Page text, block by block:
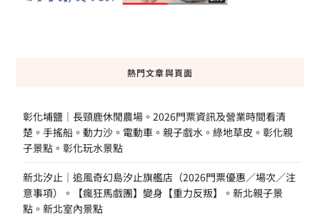
熱門文章與頁面
彰化埔鹽｜長頸鹿休閒農場。2026門票資訊及營業時間看清
楚。手搖船。動力沙。電動車。親子戲水。綠地草皮。彰化親
子景點。彰化玩水景點
新北汐止｜追風奇幻島汐止旗艦店（2026門票優惠／場次／注
意事項）。【瘋狂馬戲團】變身【重力反叛】。新北親子景
點。新北室內景點